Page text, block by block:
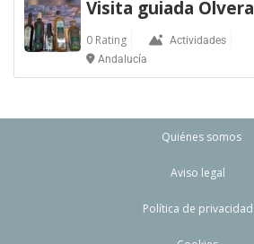
Visita guiada Olvera
0 Rating
Actividades
Andalucía
Quiénes somos
Aviso legal
Política de privacidad